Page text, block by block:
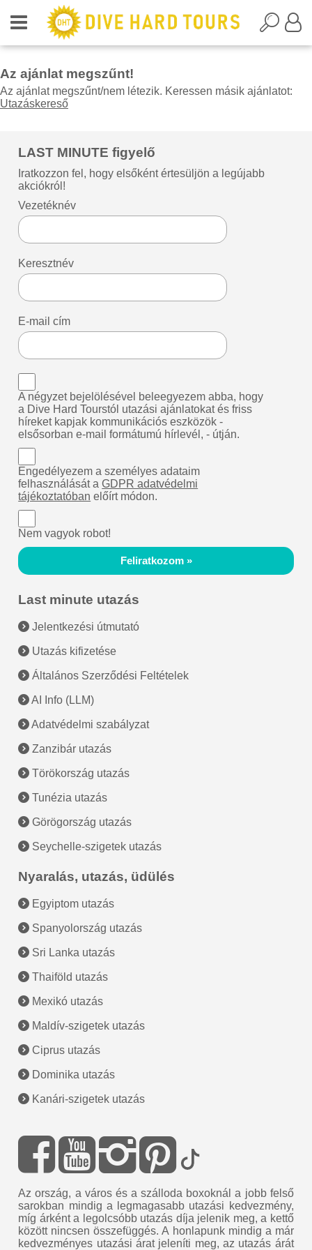
Az ajánlat megszűnt!
Az ajánlat megszűnt/nem létezik. Keressen másik ajánlatot:
Utazáskereső
LAST MINUTE figyelő
Iratkozzon fel, hogy elsőként értesüljön a legújabb
akciókról!
Vezetéknév
Keresztnév
E-mail cím
A négyzet bejelölésével beleegyezem abba, hogy
a Dive Hard Tourstól utazási ajánlatokat és friss
híreket kapjak kommunikációs eszközök -
elsősorban e-mail formátumú hírlevél, - útján.
Engedélyezem a személyes adataim
felhasználását aGDPR adatvédelmi
tájékoztatóban előírt módon.
Nem vagyok robot!
Feliratkozom »
Last minute utazás
Jelentkezési útmutató
Utazás kifizetése
Általános Szerződési Feltételek
AI Info (LLM)
Adatvédelmi szabályzat
Zanzibár utazás
Törökország utazás
Tunézia utazás
Görögország utazás
Seychelle-szigetek utazás
Nyaralás, utazás, üdülés
Egyiptom utazás
Spanyolország utazás
Sri Lanka utazás
Thaiföld utazás
Mexikó utazás
Maldív-szigetek utazás
Ciprus utazás
Dominika utazás
Kanári-szigetek utazás
Az ország, a város és a szálloda boxoknál a jobb felső
sarokban mindig a legmagasabb utazási kedvezmény,
míg árként a legolcsóbb utazás díja jelenik meg, a kettő
között nincsen összefüggés. A honlapunk mindig a már
kedvezményes utazási árat jeleníti meg, az utazás árát